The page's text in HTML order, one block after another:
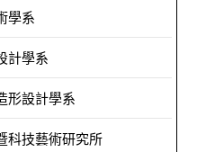
學系
計學系
形設計學系
科技藝術研究所